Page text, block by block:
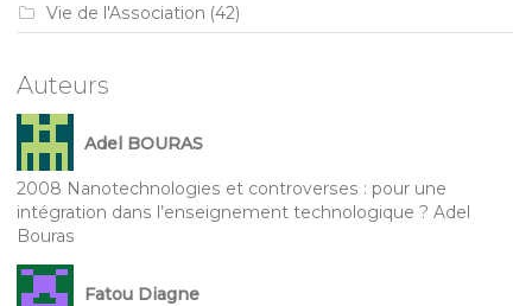
Vie de l'Association (42)
Auteurs
Adel BOURAS
2008 Nanotechnologies et controverses : pour une
intégration dans l’enseignement technologique ? Adel
Bouras
Fatou Diagne